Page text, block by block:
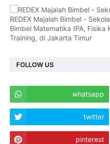
REDEX Majalah Bimbel -
Bimbel Matematika IPA, Fisika
Training, di Jakarta Timur
FOLLOW US
whatsapp
twitter
pinterest